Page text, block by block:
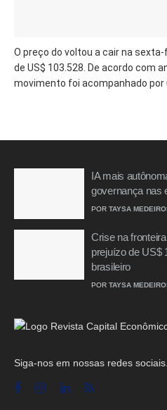
O preço do voltou a cair na
de US$ 103.528. De acordo com
movimento foi acompanhado por
IA mais
governança nas
POR TAYSA
Crise na
prejuízo de US$
brasileiro
POR TAYSA
Siga-nos em nossas redes sociais.